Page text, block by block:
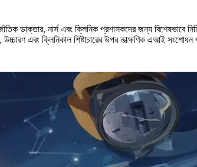
নার্স এবং ক্লিনিক প্রশাসকদের জন্য বিশেষভাবে
এবং ক্লিনিকাল শিষ্টাচারের উপর তাত্ক্ষণিক এআই সংশোধন